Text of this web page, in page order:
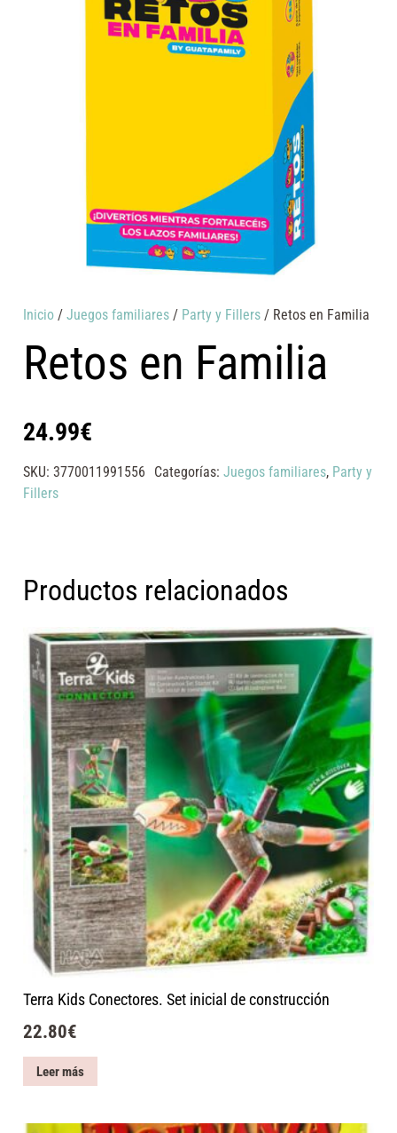
Inicio /Juegos familiares / Party y Fillers / Retos en Familia
Retos en Familia
24.99€
SKU:3770011991556 Categorías: Juegos familiares, Party y
Fillers
Productos relacionados
Terra Kids Conectores. Set inicial de construcción
22.80€
Leer más